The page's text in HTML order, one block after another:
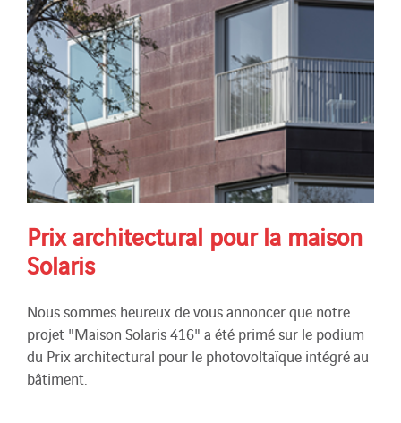
Prix architectural pour la maison
Solaris
Nous sommes heureux de vous annoncer que notre
projet "Maison Solaris 416" a été primé sur le podium
du Prix architectural pour le photovoltaïque intégré au
bâtiment.